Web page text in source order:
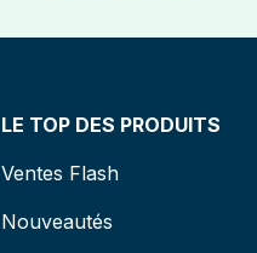
LE TOP DES PRODUITS
Ventes Flash
Nouveautés